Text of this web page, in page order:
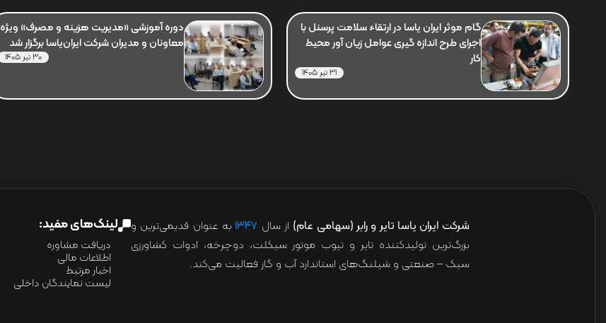
گام موثر ایران یاسا در ارتقاء سلامت پرسنل با
اجرای طرح اندازه گیری عوامل زیان آور محیط
کار
31 تیر 1405
دوره آموزشی «مدیریت هزینه و مصرف» ویژه
معاونان و مدیران شرکت ایران‌یاسا برگزار شد
30 تیر 1405
شرکت ایران یاسا تایر و رابر (سهامی عام) از سال ۱۳۴۷ به عنوان قدیمی‌ترین و
بزرگ‌ترین تولیدکننده تایر و تیوب موتور سیکلت، دوچرخه، ادوات کشاورزی
سبک – صنعتی و شیلنگ‌های استاندارد آب و گاز فعالیت می‌کند.
لینک‌های مفید:
دریافت مشاوره
اطلاعات مالی
اخبار مرتبط
لیست نمایندگان داخلی